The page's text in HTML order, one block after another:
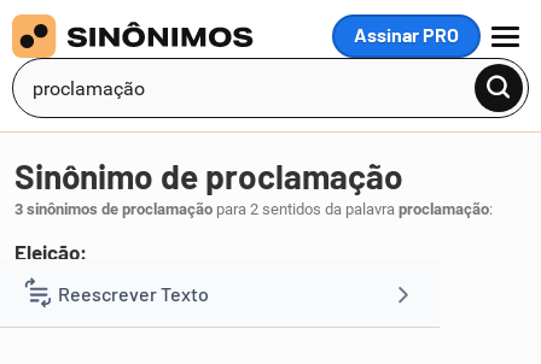
Assinar PRO
MENU
Reescrever Texto
Sinônimo de proclamação
3 sinônimos de proclamação para 2 sentidos da palavra proclamação:
Eleição:
1 escolha.